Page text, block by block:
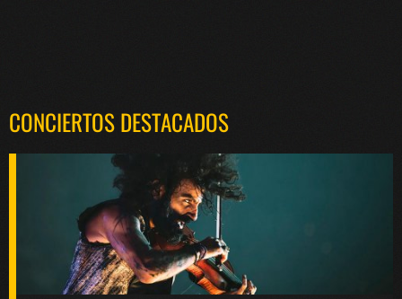
CONCIERTOS DESTACADOS